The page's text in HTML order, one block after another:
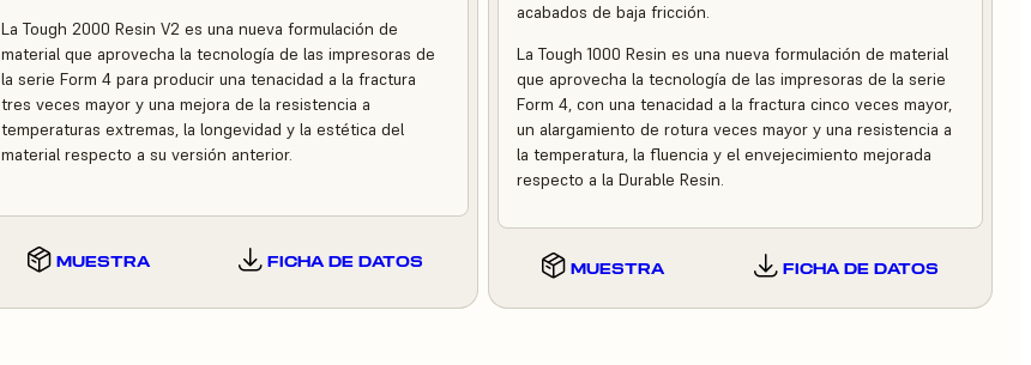
La Tough 2000 Resin V2 es una nueva formulación de
material que aprovecha la tecnología de las impresoras de
la serie Form 4 para producir una tenacidad a la fractura
tres veces mayor y una mejora de la resistencia a
temperaturas extremas, la longevidad y la estética del
material respecto a su versión anterior.
MUESTRA FICHA DE DATOS
acabados de baja fricción.
La Tough 1000 Resin es una nueva formulación de material
que aprovecha la tecnología de las impresoras de la serie
Form 4, con una tenacidad a la fractura cinco veces mayor,
un alargamiento de rotura veces mayor y una resistencia a
la temperatura, la fluencia y el envejecimiento mejorada
respecto a la Durable Resin.
MUESTRA FICHA DE DATOS